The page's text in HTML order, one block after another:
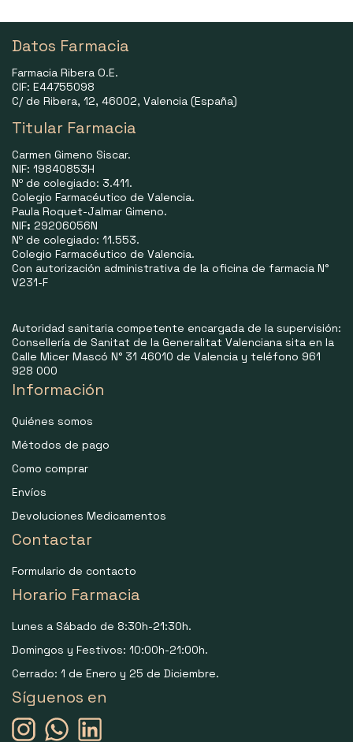
Datos Farmacia
Farmacia Ribera O.E.
CIF: E44755098
C/ de Ribera, 12, 46002, Valencia (España)
Titular Farmacia
Carmen Gimeno Siscar.
NIF: 19840853H
Nº de colegiado: 3.411.
Colegio Farmacéutico de Valencia.
Paula Roquet-Jalmar Gimeno.
NIF: 29206056N
Nº de colegiado: 11.553.
Colegio Farmacéutico de Valencia.
Con autorización administrativa de la oficina de farmacia N°
V231-F
Autoridad sanitaria competente encargada de la supervisión:
Consellería de Sanitat de la Generalitat Valenciana sita en la
Calle Micer Mascó N° 31 46010 de Valencia y teléfono 961
928 000
Información
Quiénes somos
Métodos de pago
Como comprar
Envíos
Devoluciones Medicamentos
Contactar
Formulario de contacto
Horario Farmacia
Lunes a Sábado de 8:30h-21:30h.
Domingos y Festivos: 10:00h-21:00h.
Cerrado: 1 de Enero y 25 de Diciembre.
Síguenos en